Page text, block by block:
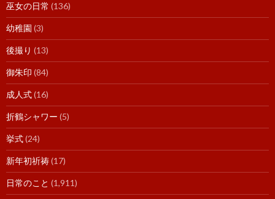
巫女の日常 (136)
幼稚園 (3)
後撮り (13)
御朱印 (84)
成人式(16)
折鶴シャワー (5)
挙式(24)
新年初祈祷(17)
日常のこと (1,911)